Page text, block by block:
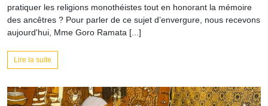
pratiquer les religions monothéistes tout en honorant la mémoire
des ancêtres ? Pour parler de ce sujet d’envergure, nous recevons
aujourd'hui, Mme Goro Ramata [...]
Lire la suite